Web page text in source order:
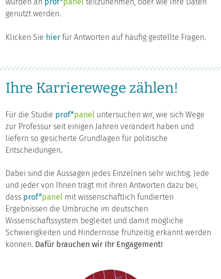
wurden an prof*panel teilzunehmen, oder wie Ihre Daten
genutzt werden.
Klicken Sie hier für Antworten auf häufig gestellte Fragen.
Ihre Karrierewege zählen!
Für die Studie prof*panel untersuchen wir, wie sich Wege
zur Professur seit einigen Jahren verändert haben und
liefern so gesicherte Grundlagen für politische
Entscheidungen.
Dabei sind die Aussagen jedes Einzelnen sehr wichtig. Jede
und jeder von Ihnen trägt mit ihren Antworten dazu bei,
dass prof*panel mit wissenschaftlich fundierten
Ergebnissen die Umbrüche im deutschen
Wissenschaftssystem begleitet und damit mögliche
Schwierigkeiten und Hindernisse frühzeitig erkannt werden
können. Dafür brauchen wir Ihr Engagement!